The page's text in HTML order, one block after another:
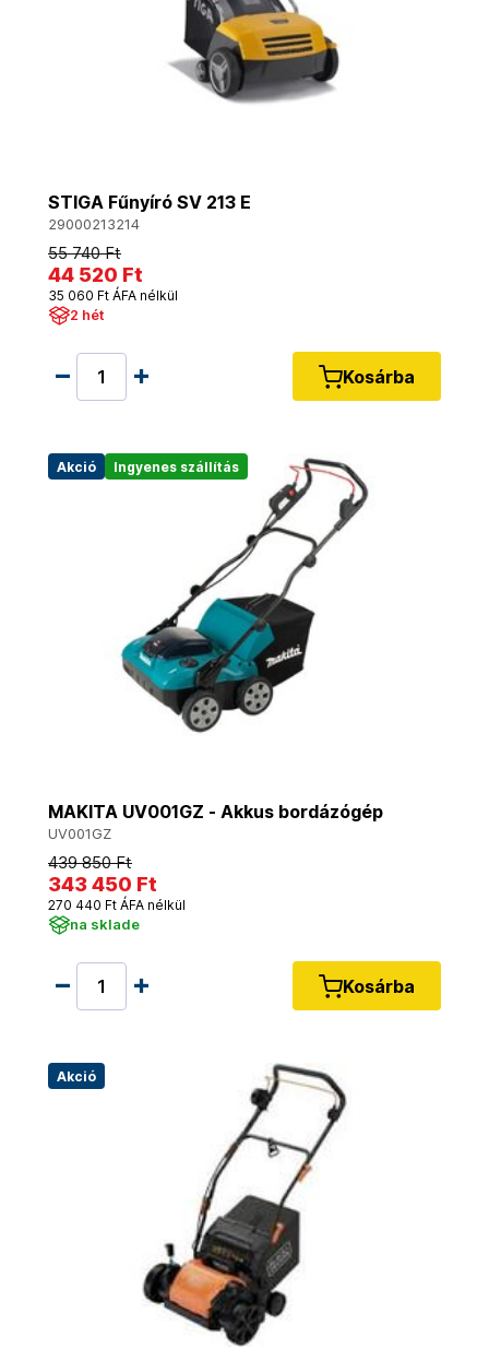
STIGA Fűnyíró SV 213 E
29000213214
55 740 Ft
44 520 Ft
35 060 Ft ÁFA nélkül
2 hét
Kosárba
Akció Ingyenes szállítás
MAKITA UV001GZ - Akkus bordázógép
UV001GZ
439 850 Ft
343 450 Ft
270 440 Ft ÁFA nélkül
na sklade
Kosárba
Akció